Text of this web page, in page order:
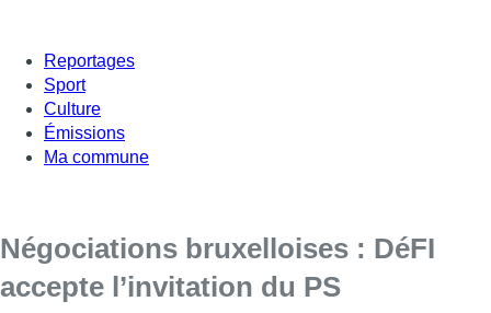
Reportages
Sport
Culture
Émissions
Ma commune
Négociations bruxelloises : DéFI
accepte l’invitation du PS